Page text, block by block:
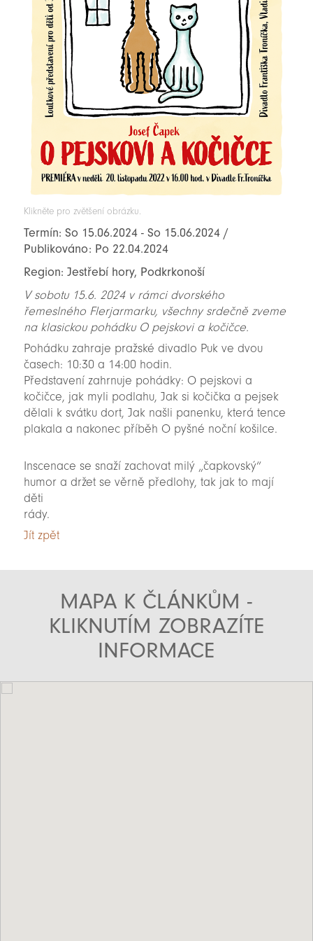
Klikněte pro zvětšení obrázku.
Termín: So 15.06.2024 - So 15.06.2024 /
Publikováno: Po 22.04.2024
Region: Jestřebí hory, Podkrkonoší
V sobotu 15.6. 2024 v rámci dvorského
řemeslného Flerjarmarku, všechny srdečně zveme
na klasickou pohádku O pejskovi a kočičce.
Pohádku zahraje pražské divadlo Puk ve dvou
časech: 10:30 a 14:00 hodin.
Představení zahrnuje pohádky: O pejskovi a
kočičce, jak myli podlahu, Jak si kočička a pejsek
dělali k svátku dort, Jak našli panenku, která tence
plakala a nakonec příběh O pyšné noční košilce.
Inscenace se snaží zachovat milý „čapkovský“
humor a držet se věrně předlohy, tak jak to mají
děti
rády.
Jít zpět
MAPA K ČLÁNKŮM -
KLIKNUTÍM ZOBRAZÍTE
INFORMACE